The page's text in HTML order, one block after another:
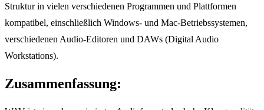
Struktur in vielen verschiedenen Programmen und Plattformen
kompatibel, einschließlich Windows- und Mac-Betriebssystemen,
verschiedenen Audio-Editoren und DAWs (Digital Audio
Workstations).
Zusammenfassung: